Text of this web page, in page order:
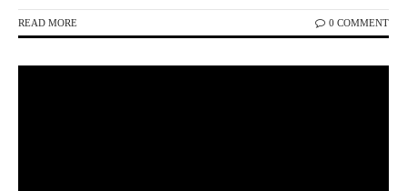
READ MORE 0 COMMENT
Keterangan Gambar: Seorang pria inisial KAN alias Irul saat diamankan Polsek Siabu dalam kasus dugaan penyalahgunaan narkotika beserta barang bukti yang ditemukan di Kabupaten Mandailing Natal.